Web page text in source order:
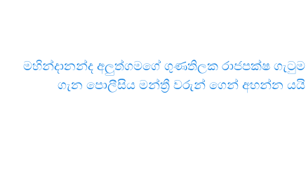
මහින්දානන්ද අලුත්ගමගේ ගුණතිලක රාජපක්ෂ ගැටුම
ගැන පොලීසිය මන්ත්‍රී වරුන් ගෙන් අහන්න යයි